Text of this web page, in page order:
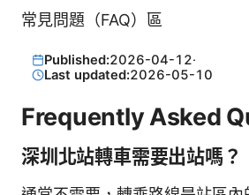
常見問題（FAQ）區
Published:2026-04-12·
Last updated:2026-05-10
Frequently Asked
深圳北站轉車需要出站嗎？